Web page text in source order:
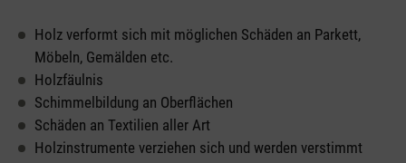
Holz verformt sich mit möglichen Schäden an Parkett,
Möbeln, Gemälden etc.
Holzfäulnis
Schimmelbildung an Oberflächen
Schäden an Textilien aller Art
Holzinstrumente verziehen sich und werden verstimmt